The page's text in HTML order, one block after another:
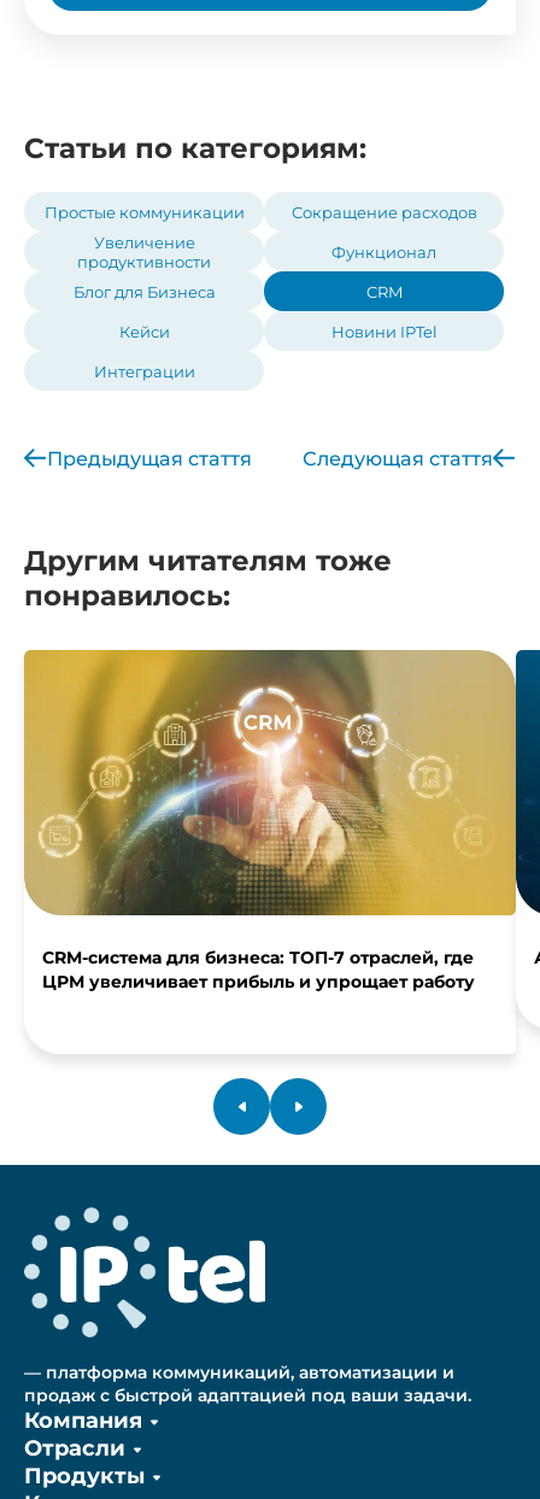
Статьи по категориям:
Простые коммуникации
Сокращение расходов
Увеличение
продуктивности
Функционал
Блог для Бизнеса CRM
Кейси Новини IPTel
Интеграции
Предыдущая стаття Следующая стаття
Другим читателям тоже
понравилось:
CRM-система для бизнеса: ТОП-7 отраслей, где
ЦРМ увеличивает прибыль и упрощает работу
— платформа коммуникаций, автоматизации и
продаж с быстрой адаптацией под ваши задачи.
Компания
Отрасли
Продукты